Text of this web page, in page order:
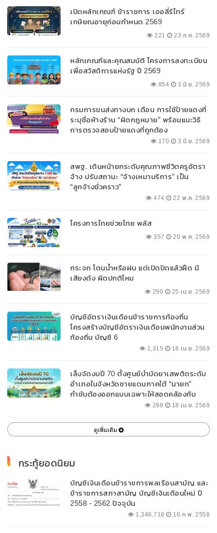
เปิดหลักเกณฑ์ ข้าราชการ เออลี่รีไทร์
เกษียณอายุก่อนกำหนด 2569
221 23 ก.ค. 2569
หลักเกณฑ์และคุณสมบัติ โครงการลงทะเบียน
เพื่อสวัสดิการแห่งรัฐ ปี 2569
854 3 มิ.ย. 2569
กรมการขนส่งทางบก เตือน การใช้ป้ายแดงที่
ระบุชื่อห้างร้าน “ผิดกฎหมาย” พร้อมแนะวิธี
การตรวจสอบป้ายแดงที่ถูกต้อง
170 3 มิ.ย. 2569
สพฐ. เดินหน้ายกระดับคุณภาพชีวิตครูอัตรา
จ้าง ปรับสถานะ “จ้างเหมาบริการ” เป็น
“ลูกจ้างชั่วคราว”
474 22 พ.ค. 2569
โครงการไทยช่วยไทย พลัส
357 20 พ.ค. 2569
กระจก โดนน้ำหรือฝน แต่เปิดปัดแล้วฝืด มี
เสียงดัง ผิดปกติไหม
290 25 เม.ย. 2569
บัญชีอัตราเงินเดือนข้าราชการท้องถิ่น
โครงสร้างบัญชีอัตราเงินเดือนพนักงานส่วน
ท้องถิ่น บัญชี 6
1,315 18 เม.ย. 2569
เล็งจัดงบปี 70 ตั้งศูนย์บำบัดยาเสพติดระดับ
อำเภอในจังหวัดชายแดนภาคใต้ “นายก”
กำชับต้องออกแบบเฉพาะให้สอดคล้องกับ
298 18 เม.ย. 2569
ดูเพิ่มเติม
กระทู้ยอดนิยม
บัญชีเงินเดือนข้าราชการพลเรือนสามัญ และ
ข้าราชการสภาสามัญ บัญชีเงินเดือนใหม่ ปี
2558 - 2562 ปัจจุบัน
1,346,718 10 ก.พ. 2558